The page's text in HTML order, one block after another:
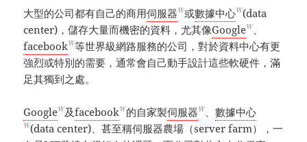
大型的公司都有自己的商用伺服器W或數據中心W(data
center)，儲存大量而機密的資料，尤其像GoogleW
facebookW等世界級網路服務的公司，對於資料中心有更
強烈或特別的需要，通常會自己動手設計這些軟硬件，滿
足其獨到之處。
GoogleW及facebookW的自家製伺服器W 、數據中心
W(data center)、甚至稱伺服器農場（server farm），一